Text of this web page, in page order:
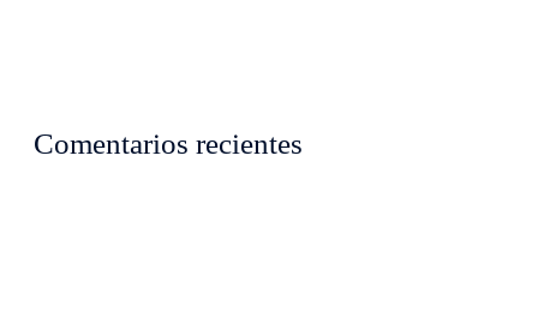
Comentarios recientes